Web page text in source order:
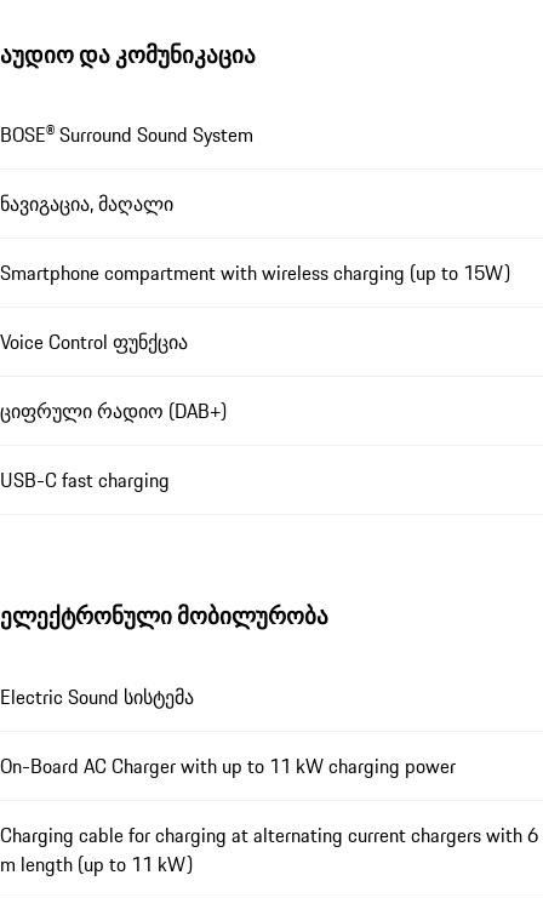
აუდიო და კომუნიკაცია
BOSE® Surround Sound System
ნავიგაცია, მაღალი
Smartphone compartment with wireless charging (up to 15W)
Voice Control ფუნქცია
ციფრული რადიო (DAB+)
USB-C fast charging
ელექტრონული მობილურობა
Electric Sound სისტემა
On-Board AC Charger with up to 11 kW charging power
Charging cable for charging at alternating current chargers with 6
m length (up to 11 kW)